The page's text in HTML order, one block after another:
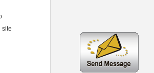
site